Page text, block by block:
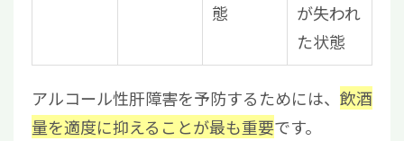
態
が失われ
た状態
アルコール性肝障害を予防するためには、 飲酒
量を適度に抑えることが最も重要です。